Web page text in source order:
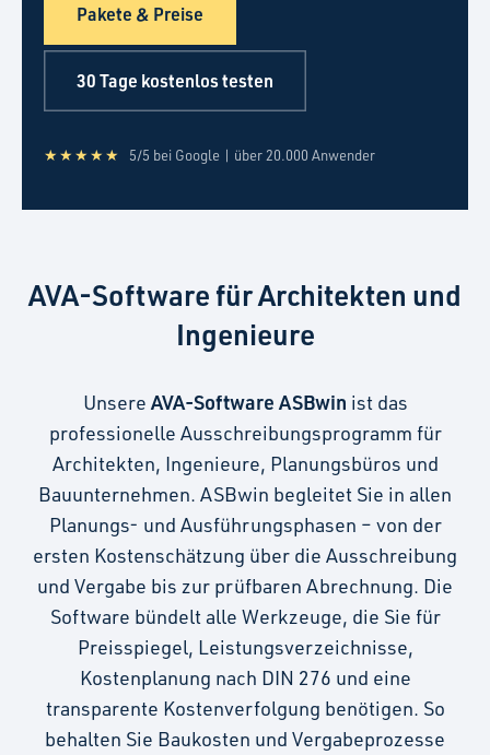
Pakete & Preise
30 Tage kostenlos testen
★★★★★ 5/5 bei Google | über 20.000 Anwender
AVA-Software für Architekten und
Ingenieure
Unsere AVA-Software ASBwin ist das
professionelle Ausschreibungsprogramm für
Architekten, Ingenieure, Planungsbüros und
Bauunternehmen. ASBwin begleitet Sie in allen
Planungs- und Ausführungsphasen – von der
ersten Kostenschätzung über die Ausschreibung
und Vergabe bis zur prüfbaren Abrechnung. Die
Software bündelt alle Werkzeuge, die Sie für
Preisspiegel, Leistungsverzeichnisse,
Kostenplanung nach DIN 276 und eine
transparente Kostenverfolgung benötigen. So
behalten Sie Baukosten und Vergabeprozesse